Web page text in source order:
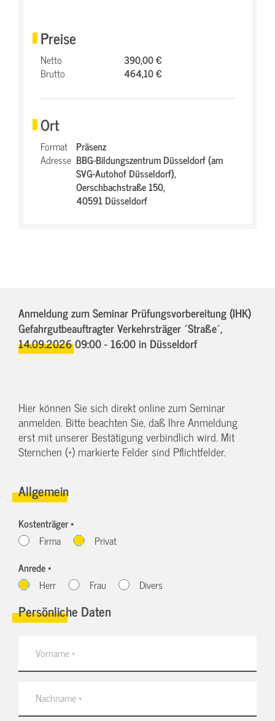
Preise
Netto
390,00 €
Brutto
464,10 €
Ort
Format Präsenz
Adresse BBG-Bildungszentrum Düsseldorf (am
SVG-Autohof Düsseldorf),
Oerschbachstraße 150,
40591 Düsseldorf
Anmeldung zum Seminar Prüfungsvorbereitung (IHK)
Gefahrgutbeauftragter Verkehrsträger ´Straße´,
14.09.2026 09:00 - 16:00in Düsseldorf
Hier können Sie sich direkt online zum Seminar
anmelden. Bitte beachten Sie, daß Ihre Anmeldung
erst mit unserer Bestätigung verbindlich wird. Mit
Sternchen (*) markierte Felder sind Pflichtfelder.
Allgemein
Kostenträger *
Firma
Privat
Anrede *
Herr
Frau Divers
Persönliche Daten